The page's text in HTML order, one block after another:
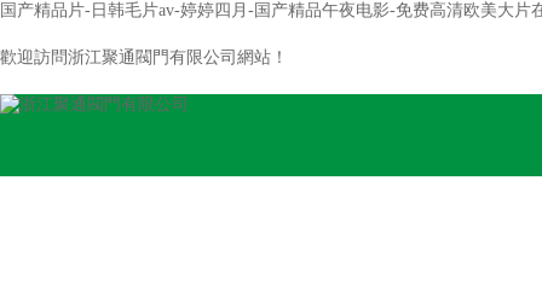
国产精品片-日韩毛片av-婷婷四月-国产精品午夜电影-免费高清欧美大
歡迎訪問浙江聚通閥門有限公司網站！